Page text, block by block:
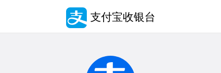
支付宝收银台